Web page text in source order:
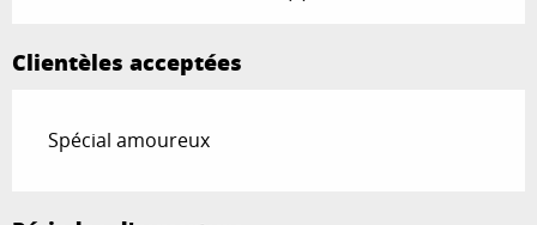
Clientèles acceptées
Spécial amoureux